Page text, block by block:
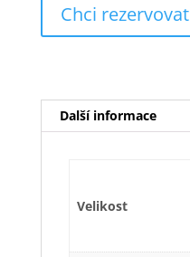
Chci rezervovat
Další informace
Velikost